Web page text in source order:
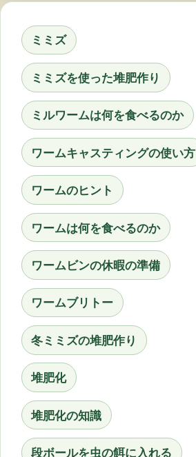
ミミズ
ミミズを使った堆肥作り
ミルワームは何を食べるのか
ワームキャスティングの使い方
ワームのヒント
ワームは何を食べるのか
ワームビンの休暇の準備
ワームブリトー
冬ミミズの堆肥作り
堆肥化
堆肥化の知識
段ボールを虫の餌に入れる